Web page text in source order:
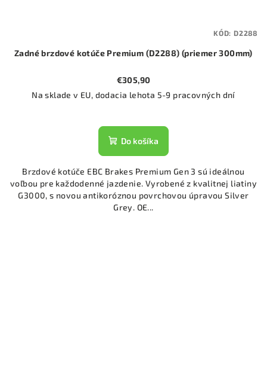
Zadné brzdové kotúče Premium (D2288) (priemer 300mm)
€305,90
Na sklade v EU, dodacia lehota 5-9 pracovných dní
Do košíka
Brzdové kotúče EBC Brakes Premium Gen 3 sú ideálnou
voľbou pre každodenné jazdenie. Vyrobené z kvalitnej liatiny
G3000, s novou antikoróznou povrchovou úpravou Silver
Grey. OE...
KÓD: D2288